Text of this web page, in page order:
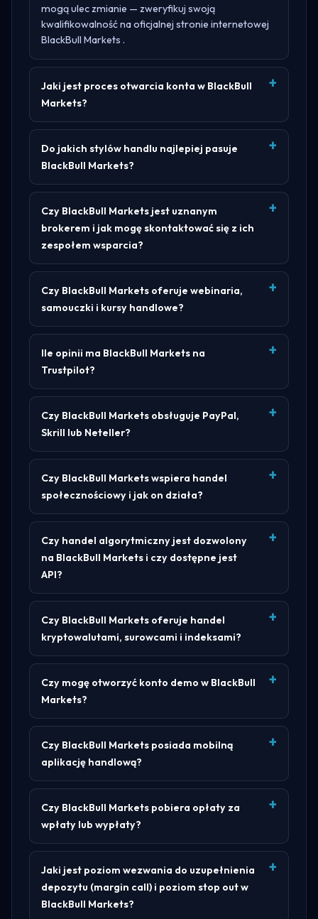
mogą ulec zmianie — zweryfikuj swoją
kwalifikowalność na oficjalnej stronie internetowej
BlackBull Markets .
Jaki jest proces otwarcia konta w BlackBull
Markets?
Do jakich stylów handlu najlepiej pasuje
BlackBull Markets?
Czy BlackBull Markets jest uznanym
brokerem i jak mogę skontaktować się z ich
zespołem wsparcia?
Czy BlackBull Markets oferuje webinaria,
samouczki i kursy handlowe?
Ile opinii ma BlackBull Markets na
Trustpilot?
Czy BlackBull Markets obsługuje PayPal,
Skrill lub Neteller?
Czy BlackBull Markets wspiera handel
społecznościowy i jak on działa?
Czy handel algorytmiczny jest dozwolony
na BlackBull Markets i czy dostępne jest
API?
Czy BlackBull Markets oferuje handel
kryptowalutami, surowcami i indeksami?
Czy mogę otworzyć konto demo w BlackBull
Markets?
Czy BlackBull Markets posiada mobilną
aplikację handlową?
Czy BlackBull Markets pobiera opłaty za
wpłaty lub wypłaty?
Jaki jest poziom wezwania do uzupełnienia
depozytu (margin call) i poziom stop out w
BlackBull Markets?